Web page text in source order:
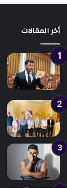
أخر المقالات